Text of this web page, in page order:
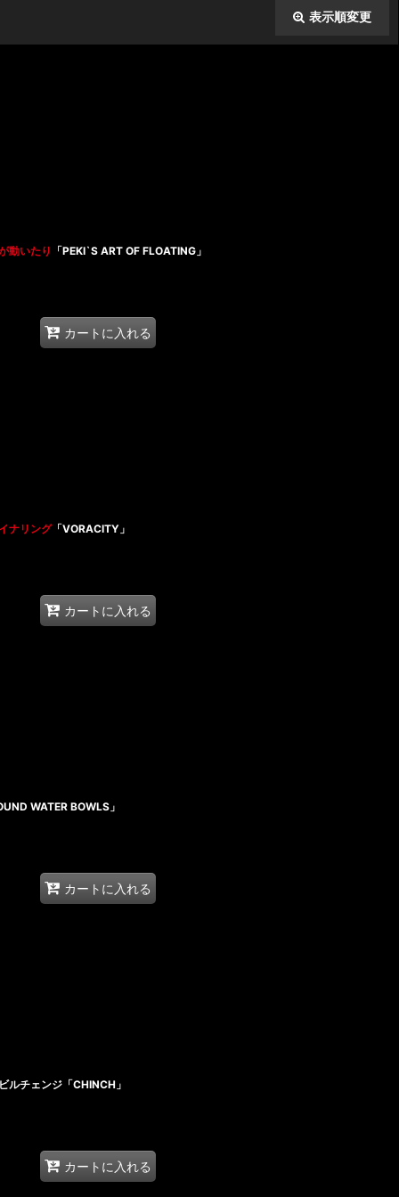
表示順変更
動いたり 「PEKI`S ART OF FLOATING」
カートに入れる
ナリング「VORACITY」
カートに入れる
WATER BOWLS」
カートに入れる
ビルチェンジ「CHINCH」
カートに入れる